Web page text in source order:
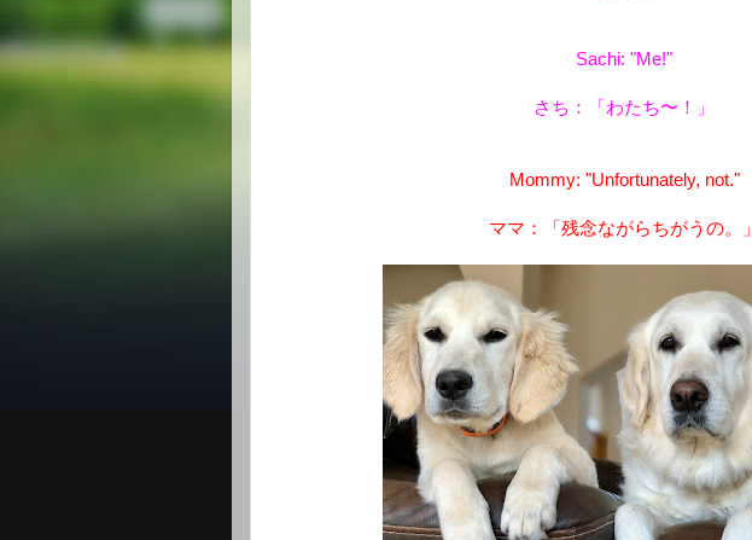
Sachi: "Me!"
さち：「わたち〜！」
Mommy: "Unfortunately, not."
ママ：「残念ながらちがうの。」